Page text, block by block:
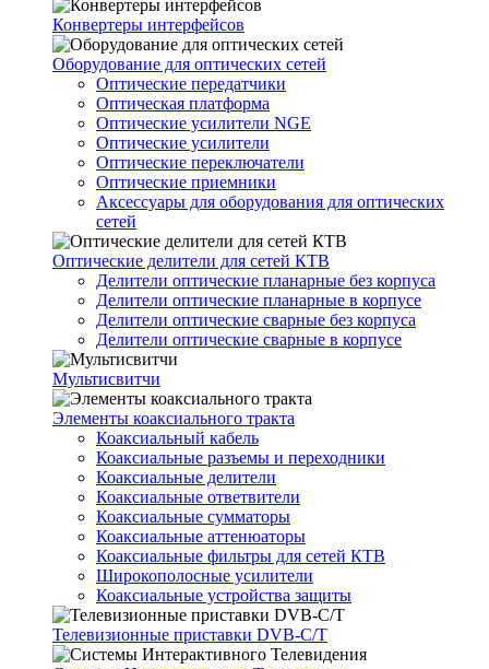
Конвертеры интерфейсов
Оборудование для оптических сетей
Оптические передатчики
Оптическая платформа
Оптические усилители NGE
Оптические усилители
Оптические переключатели
Оптические приемники
Аксессуары для оборудования для оптических
сетей
Оптические делители для сетей КТВ
Делители оптические планарные без корпуса
Делители оптические планарные в корпусе
Делители оптические сварные без корпуса
Делители оптические сварные в корпусе
Мультисвитчи
Элементы коаксиального тракта
Коаксиальный кабель
Коаксиальные разъемы и переходники
Коаксиальные делители
Коаксиальные ответвители
Коаксиальные сумматоры
Коаксиальные аттенюаторы
Коаксиальные фильтры для сетей КТВ
Широкополосные усилители
Коаксиальные устройства защиты
Телевизионные приставки DVB-C/T